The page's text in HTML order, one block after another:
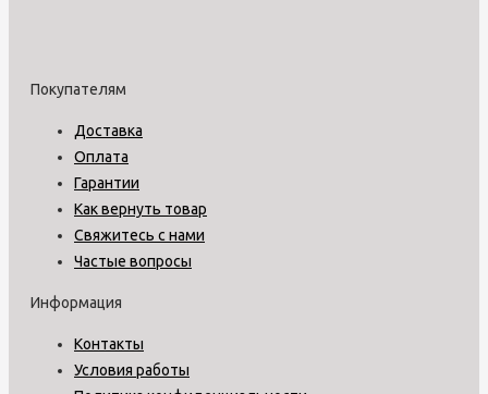
Покупателям
Доставка
Оплата
Гарантии
Как вернуть товар
Свяжитесь с нами
Частые вопросы
Информация
Контакты
Условия работы